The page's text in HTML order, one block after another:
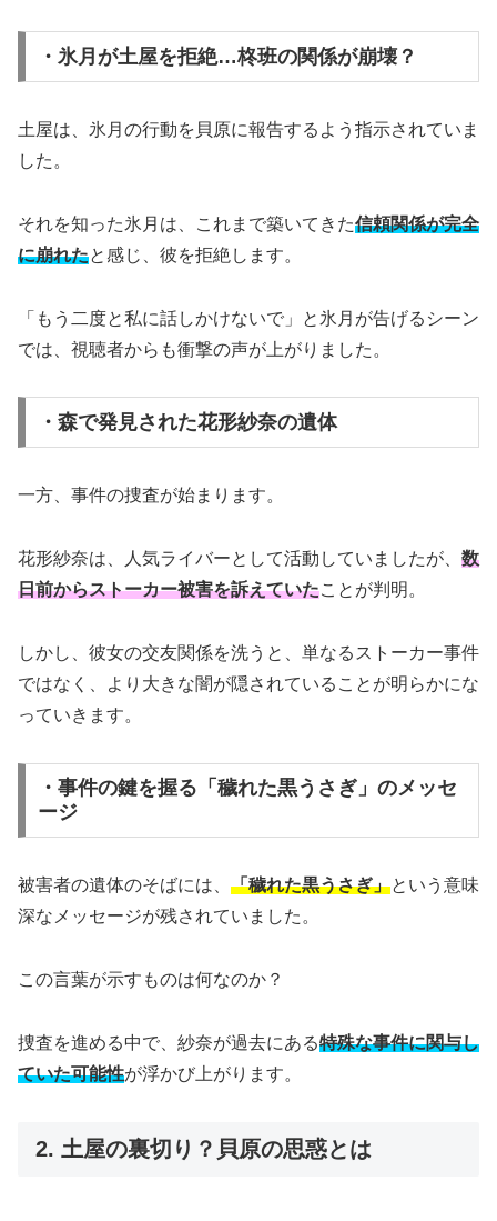
・氷月が土屋を拒絶…柊班の関係が崩壊？
土屋は、氷月の行動を貝原に報告するよう指示されていま
した。
それを知った氷月は、これまで築いてきた信頼関係が完全
に崩れたと感じ、彼を拒絶します。
「もう二度と私に話しかけないで」と氷月が告げるシーン
では、視聴者からも衝撃の声が上がりました。
・森で発見された花形紗奈の遺体
一方、事件の捜査が始まります。
花形紗奈は、人気ライバーとして活動していましたが、 数
日前からストーカー被害を訴えていたことが判明。
しかし、彼女の交友関係を洗うと、単なるストーカー事件
ではなく、より大きな闇が隠されていることが明らかにな
っていきます。
・事件の鍵を握る「穢れた黒うさぎ」のメッセ
ージ
被害者の遺体のそばには、 「穢れた黒うさぎ」という意味
深なメッセージが残されていました。
この言葉が示すものは何なのか？
捜査を進める中で、紗奈が過去にある特殊な事件に関与し
ていた可能性が浮かび上がります。
2. 土屋の裏切り？貝原の思惑とは